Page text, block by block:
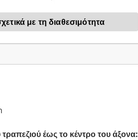
με τη διαθεσιμότητα
έως το κέντρο του άξονα: